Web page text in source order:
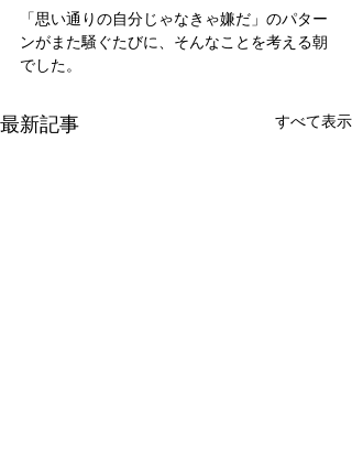
「思い通りの自分じゃなきゃ嫌だ」のパター
ンがまた騒ぐたびに、そんなことを考える朝
でした。
最新記事 すべて表示